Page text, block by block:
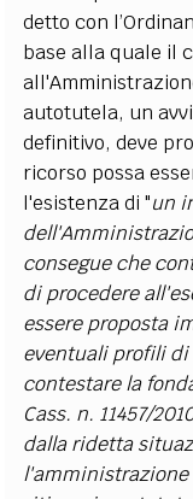
detto con
base alla quale il
autotutela, un
definitivo, deve
ricorso possa
l'esistenza di "un
consegue che
di procedere
essere proposta
eventuali profili
contestare la
Cass. n. 11457/
dalla ridetta